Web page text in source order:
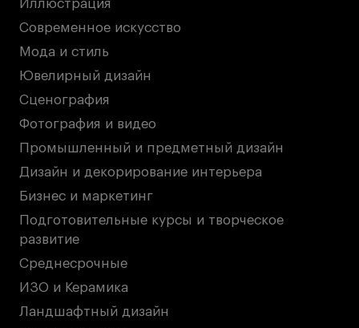
Иллюстрация
Современное искусство
Мода и стиль
Ювелирный дизайн
Сценография
Фотография и видео
Промышленный и предметный дизайн
Дизайн и декорирование интерьера
Бизнес и маркетинг
Подготовительные курсы и творческое
развитие
Среднесрочные
ИЗО и Керамика
Ландшафтный дизайн